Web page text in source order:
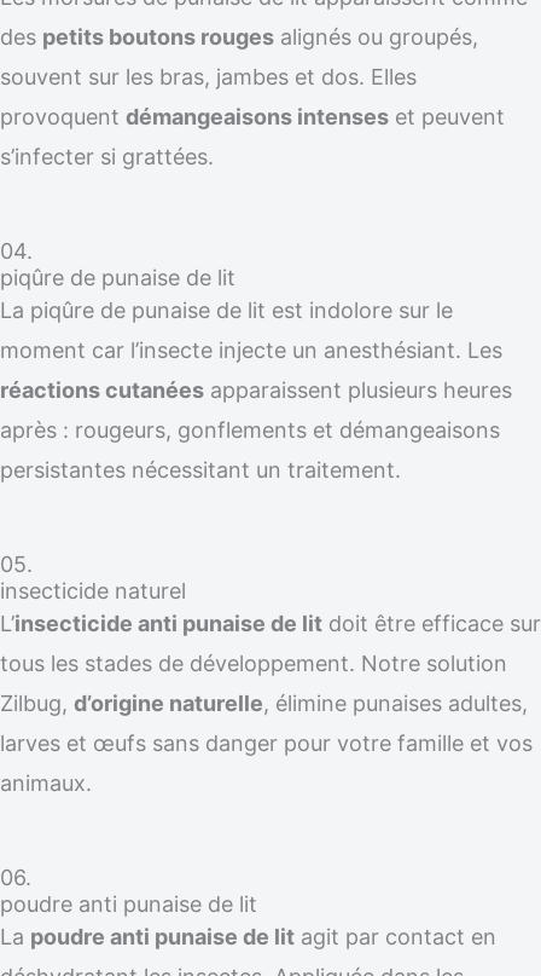
des petits boutons rouges alignés ou groupés,
souvent sur les bras, jambes et dos. Elles
provoquent démangeaisons intenses et peuvent
s’infecter si grattées.
04.
piqûre de punaise de lit
La piqûre de punaise de lit est indolore sur le
moment car l’insecte injecte un anesthésiant. Les
réactions cutanées apparaissent plusieurs heures
après : rougeurs, gonflements et démangeaisons
persistantes nécessitant un traitement.
05.
insecticide naturel
L’insecticide anti punaise de lit doit être efficace sur
tous les stades de développement. Notre solution
Zilbug, d’origine naturelle, élimine punaises adultes,
larves et œufs sans danger pour votre famille et vos
animaux.
06.
poudre anti punaise de lit
La poudre anti punaise de lit agit par contact en